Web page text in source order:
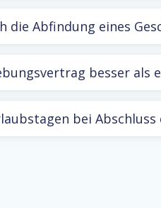
die Abfindung eines
besser als
bei Abschluss